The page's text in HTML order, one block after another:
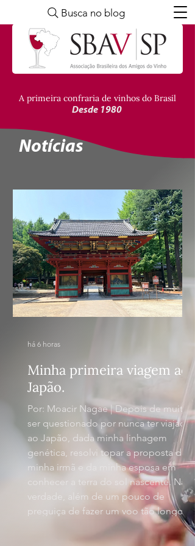
A primeira confraria de vinhos do Brasil
Desde 1980
Busca no blog
Notícias
Minha primeira viagem ao
Japão.
Por: Moacir Nagae | Depois de muito
ser questionado por nunca ter viajado
ao Japão, dada minha linhagem
genética, resolvi topar a proposta da
minha irmã e da minha esposa em
conhecer a terra do sol nascente. Na
verdade, além de um pouco de
preguiça de fazer um voo tão longo
nas férias, também nutria um certo
receio de interagir com uma cultura
há 6 horas